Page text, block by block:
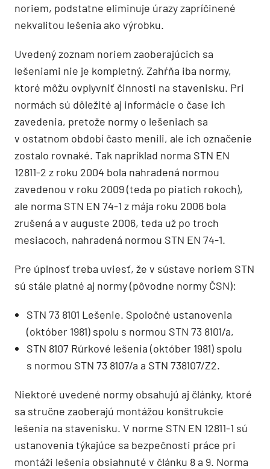
noriem, podstatne eliminuje úrazy zapríčinené
nekvalitou lešenia ako výrobku.
Uvedený zoznam noriem zaoberajúcich sa
lešeniami nie je kompletný. Zahŕňa iba normy,
ktoré môžu ovplyvniť činnosti na stavenisku. Pri
normách sú dôležité aj informácie o čase ich
zavedenia, pretože normy o lešeniach sa
v ostatnom období často menili, ale ich označenie
zostalo rovnaké. Tak napríklad norma STN EN
12811-2 z roku 2004 bola nahradená normou
zavedenou v roku 2009 (teda po piatich rokoch),
ale norma STN EN 74-1 z mája roku 2006 bola
zrušená a v auguste 2006, teda už po troch
mesiacoch, nahradená normou STN EN 74-1.
Pre úplnosť treba uviesť, že v sústave noriem STN
sú stále platné aj normy (pôvodne normy ČSN):
STN 73 8101 Lešenie. Spoločné ustanovenia
(október 1981) spolu s normou STN 73 8101/a,
STN 8107 Rúrkové lešenia (október 1981) spolu
s normou STN 73 8107/a a STN 738107/Z2.
Niektoré uvedené normy obsahujú aj články, ktoré
sa stručne zaoberajú montážou konštrukcie
lešenia na stavenisku. V norme STN EN 12811-1 sú
ustanovenia týkajúce sa bezpečnosti práce pri
montáži lešenia obsiahnuté v článku 8 a 9. Norma